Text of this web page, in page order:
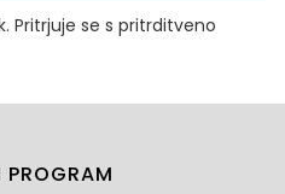
Pritrjuje se s pritrditveno